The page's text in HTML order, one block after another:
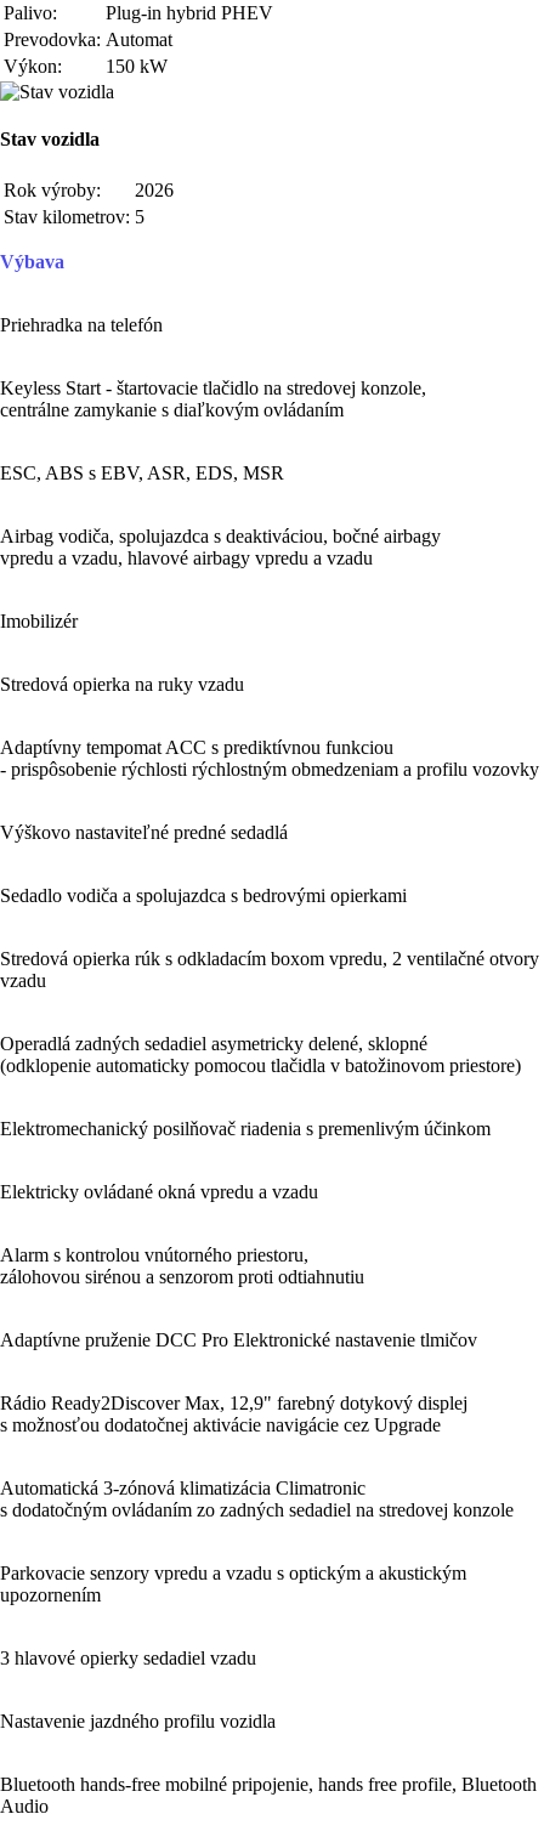
Palivo:
Plug-in hybrid PHEV
Prevodovka: Automat
Výkon:
150 kW
Stav vozidla
Rok výroby:
2026
Stav kilometrov: 5
Výbava
Priehradka na telefón
Keyless Start - štartovacie tlačidlo na stredovej konzole,
centrálne zamykanie s diaľkovým ovládaním
ESC, ABS s EBV, ASR, EDS, MSR
Airbag vodiča, spolujazdca s deaktiváciou, bočné airbagy
vpredu a vzadu, hlavové airbagy vpredu a vzadu
Imobilizér
Stredová opierka na ruky vzadu
Adaptívny tempomat ACC s prediktívnou funkciou
- prispôsobenie rýchlosti rýchlostným obmedzeniam a profilu vozovky
Výškovo nastaviteľné predné sedadlá
Sedadlo vodiča a spolujazdca s bedrovými opierkami
Stredová opierka rúk s odkladacím boxom vpredu, 2 ventilačné otvory
vzadu
Operadlá zadných sedadiel asymetricky delené, sklopné
(odklopenie automaticky pomocou tlačidla v batožinovom priestore)
Elektromechanický posilňovač riadenia s premenlivým účinkom
Elektricky ovládané okná vpredu a vzadu
Alarm s kontrolou vnútorného priestoru,
zálohovou sirénou a senzorom proti odtiahnutiu
Adaptívne pruženie DCC Pro Elektronické nastavenie tlmičov
Rádio Ready2Discover Max, 12,9" farebný dotykový displej
s možnosťou dodatočnej aktivácie navigácie cez Upgrade
Automatická 3-zónová klimatizácia Climatronic
s dodatočným ovládaním zo zadných sedadiel na stredovej konzole
Parkovacie senzory vpredu a vzadu s optickým a akustickým
upozornením
3 hlavové opierky sedadiel vzadu
Nastavenie jazdného profilu vozidla
Bluetooth hands-free mobilné pripojenie, hands free profile, Bluetooth
Audio